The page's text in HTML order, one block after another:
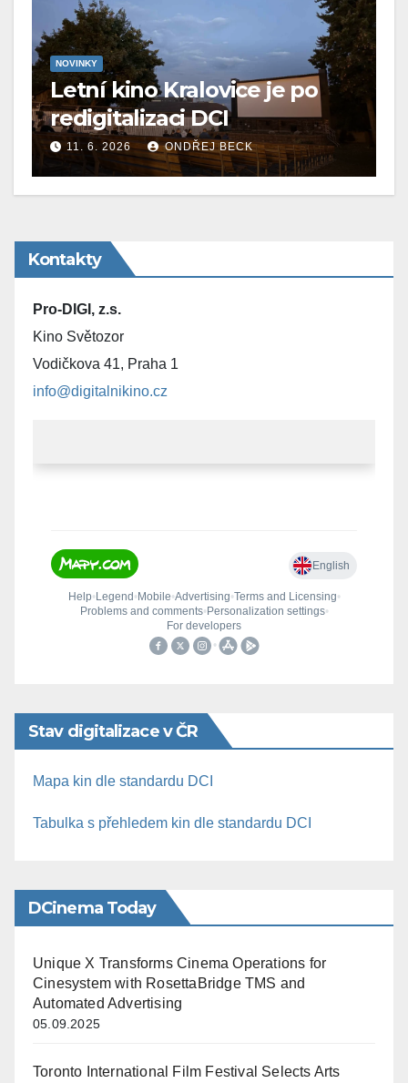
NOVINKY
Letní kino Kralovice je po
redigitalizaci DCI
11. 6. 2026 ONDŘEJ BECK
Kontakty
Pro-DIGI, z.s.
Kino Světozor
Vodičkova 41, Praha 1
info@digitalnikino.cz
Stav digitalizace v ČR
Mapa kin dle standardu DCI
Tabulka s přehledem kin dle standardu DCI
DCinema Today
Unique X Transforms Cinema Operations for
Cinesystem with RosettaBridge TMS and
Automated Advertising
05.09.2025
Toronto International Film Festival Selects Arts